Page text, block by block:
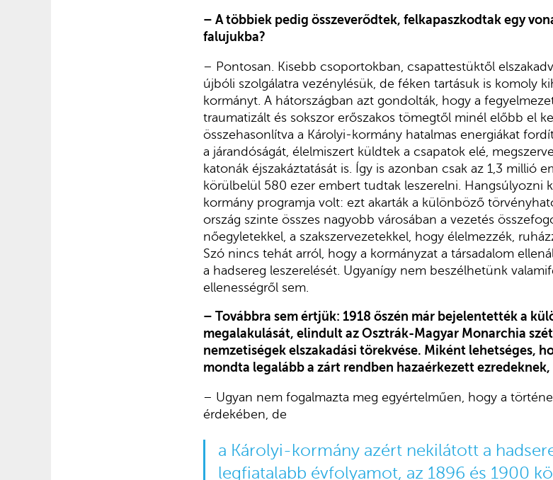
– A többiek pedig összeverődtek, felkapaszkodtak egy
falujukba?
– Pontosan. Kisebb csoportokban, csapattestüktől
újbóli szolgálatra vezénylésük, de féken tartásuk is komoly
kormányt. A hátországban azt gondolták, hogy a
traumatizált és sokszor erőszakos tömegtől minél előbb el
összehasonlítva a Károlyi-kormány hatalmas energiákat
a járandóságát, élelmiszert küldtek a csapatok elé,
katonák éjszakáztatását is. Így is azonban csak az 1,3 millió
körülbelül 580 ezer embert tudtak leszerelni. Hangsúlyozni
kormány programja volt: ezt akarták a különböző
ország szinte összes nagyobb városában a vezetés
nőegyletekkel, a szakszervezetekkel, hogy élelmezzék,
Szó nincs tehát arról, hogy a kormányzat a társadalom
a hadsereg leszerelését. Ugyanígy nem beszélhetünk
ellenességről sem.
– Továbbra sem értjük: 1918 őszén már bejelentették a
megalakulását, elindult az Osztrák-Magyar Monarchia
nemzetiségek elszakadási törekvése. Miként lehetséges,
mondta legalább a zárt rendben hazaérkezett ezredeknek,
– Ugyan nem fogalmazta meg egyértelműen, hogy a
érdekében, de
a Károlyi-kormány azért nekilátott a
legfiatalabb évfolyamot, az 1896 és 1900